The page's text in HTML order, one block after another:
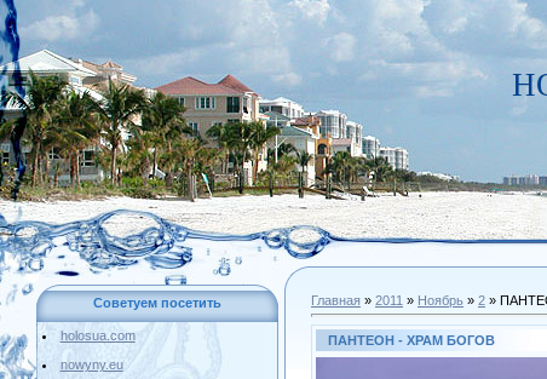
Советуем посетить
holosua.com
nowyny.eu
Главная » 2011 » Ноябрь » 2 »
ПАНТЕОН - ХРАМ БОГОВ